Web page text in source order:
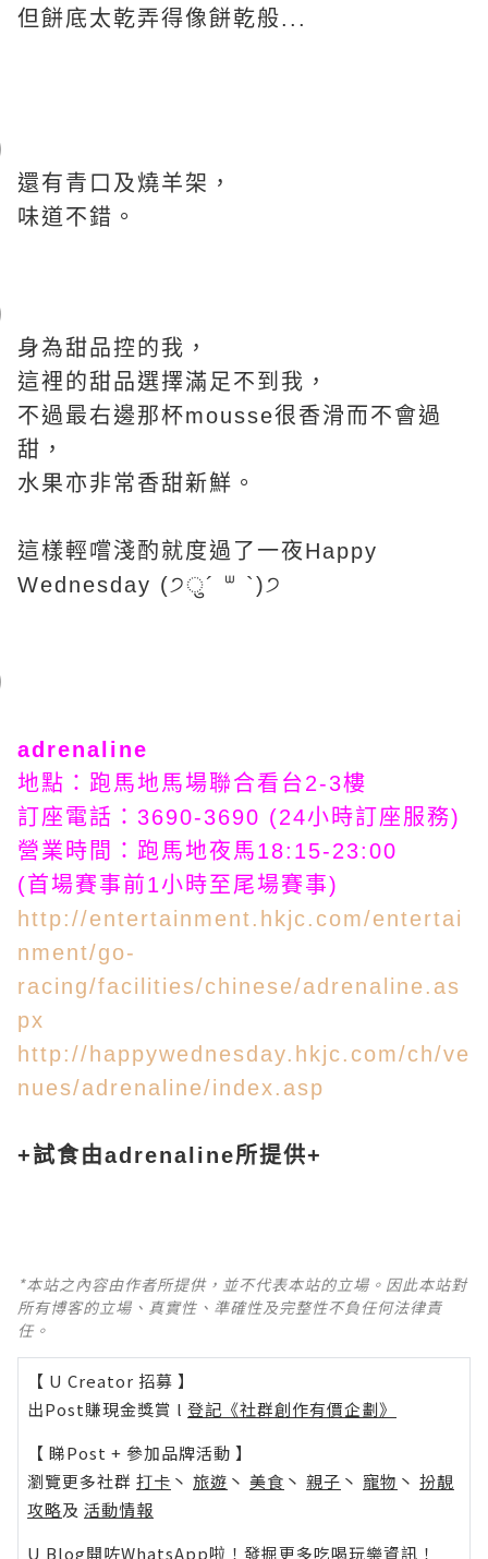
但餅底太乾弄得像餅乾般...
還有青口及燒羊架，
味道不錯。
身為甜品控的我，
這裡的甜品選擇滿足不到我，
不過最右邊那杯mousse很香滑而不會過
甜，
水果亦非常香甜新鮮。
這樣輕嚐淺酌就度過了一夜Happy
Wednesday (੭ु´ ᐜ `)੭
adrenaline
地點：跑馬地馬場聯合看台2-3樓
訂座電話：3690-3690 (24小時訂座服務)
營業時間：跑馬地夜馬18:15-23:00
(首場賽事前1小時至尾場賽事)
http://entertainment.hkjc.com/entertai
nment/go-
racing/facilities/chinese/adrenaline.as
px
http://happywednesday.hkjc.com/ch/ve
nues/adrenaline/index.asp
+試食由adrenaline所提供+
*本站之內容由作者所提供，並不代表本站的立場。因此本站對
所有博客的立場、真實性、準確性及完整性不負任何法律責
任。
【 U Creator 招募 】
出Post賺現金獎賞 l 登記《社群創作有價企劃》
【 睇Post + 參加品牌活動 】
瀏覽更多社群 打卡 丶 旅遊 丶 美食 丶 親子 丶 寵物 丶 扮靚
攻略及 活動情報
U Blog開咗WhatsApp啦！發掘更多吃喝玩樂資訊！